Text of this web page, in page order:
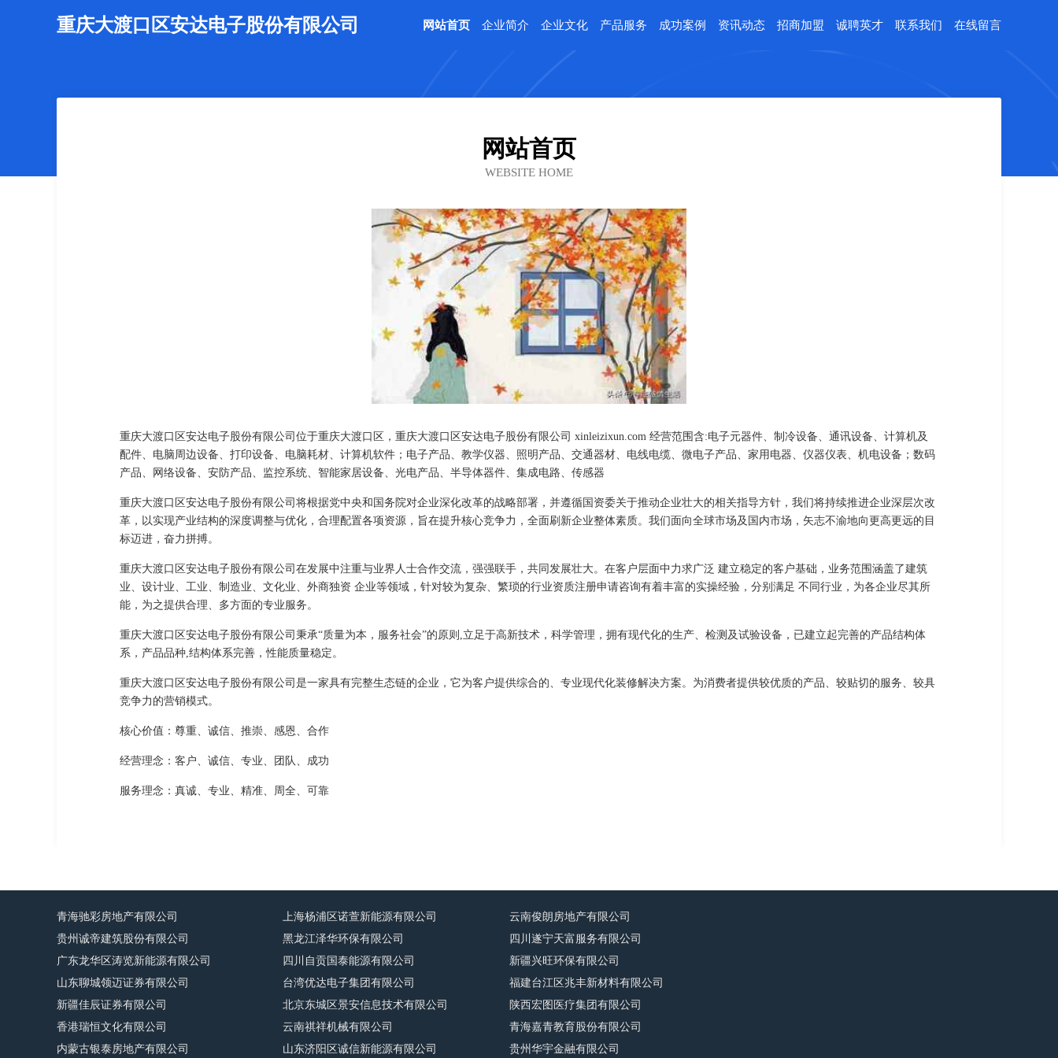
重庆大渡口区安达电子股份有限公司 网站首页 企业简介 企业文化 产品服务 成功案例 资讯动态 招商加盟 诚聘英才 联系我们 在线留言
网站首页
WEBSITE HOME
重庆大渡口区安达电子股份有限公司位于重庆大渡口区，重庆大渡口区安达电子股份有限公司 xinleizixun.com 经营范围含:电子元器件、制冷设备、通讯设备、计算机及
配件、电脑周边设备、打印设备、电脑耗材、计算机软件；电子产品、教学仪器、照明产品、交通器材、电线电缆、微电子产品、家用电器、仪器仪表、机电设备；数码
产品、网络设备、安防产品、监控系统、智能家居设备、光电产品、半导体器件、集成电路、传感器
重庆大渡口区安达电子股份有限公司将根据党中央和国务院对企业深化改革的战略部署，并遵循国资委关于推动企业壮大的相关指导方针，我们将持续推进企业深层次改
革，以实现产业结构的深度调整与优化，合理配置各项资源，旨在提升核心竞争力，全面刷新企业整体素质。我们面向全球市场及国内市场，矢志不渝地向更高更远的目
标迈进，奋力拼搏。
重庆大渡口区安达电子股份有限公司在发展中注重与业界人士合作交流，强强联手，共同发展壮大。在客户层面中力求广泛 建立稳定的客户基础，业务范围涵盖了建筑
业、设计业、工业、制造业、文化业、外商独资 企业等领域，针对较为复杂、繁琐的行业资质注册申请咨询有着丰富的实操经验，分别满足 不同行业，为各企业尽其所
能，为之提供合理、多方面的专业服务。
重庆大渡口区安达电子股份有限公司秉承“质量为本，服务社会”的原则,立足于高新技术，科学管理，拥有现代化的生产、检测及试验设备，已建立起完善的产品结构体
系，产品品种,结构体系完善，性能质量稳定。
重庆大渡口区安达电子股份有限公司是一家具有完整生态链的企业，它为客户提供综合的、专业现代化装修解决方案。为消费者提供较优质的产品、较贴切的服务、较具
竞争力的营销模式。
核心价值：尊重、诚信、推崇、感恩、合作
经营理念：客户、诚信、专业、团队、成功
服务理念：真诚、专业、精准、周全、可靠
青海驰彩房地产有限公司 上海杨浦区诺萱新能源有限公司
云南俊朗房地产有限公司
贵州诚帝建筑股份有限公司
黑龙江泽华环保有限公司
四川遂宁天富服务有限公司
广东龙华区涛览新能源有限公司
四川自贡国泰能源有限公司
新疆兴旺环保有限公司
山东聊城领迈证券有限公司
台湾优达电子集团有限公司
福建台江区兆丰新材料有限公司
新疆佳辰证券有限公司
北京东城区景安信息技术有限公司
陕西宏图医疗集团有限公司
香港瑞恒文化有限公司
云南祺祥机械有限公司
青海嘉青教育股份有限公司
内蒙古银泰房地产有限公司
山东济阳区诚信新能源有限公司 贵州华宇金融有限公司